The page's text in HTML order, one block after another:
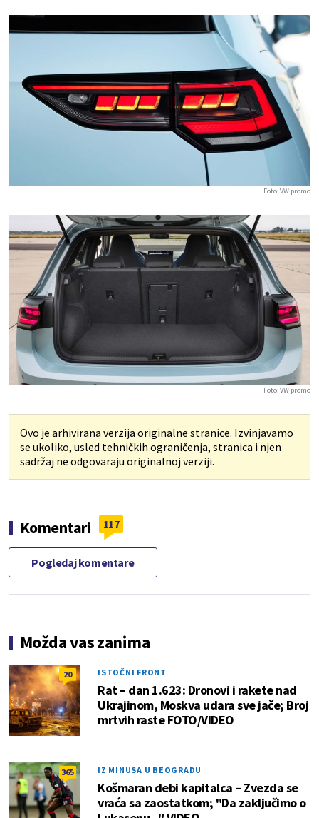
Foto: VW promo
Foto: VW promo
Ovo je arhivirana verzija originalne stranice. Izvinjavamo
se ukoliko, usled tehničkih ograničenja, stranica i njen
sadržaj ne odgovaraju originalnoj verziji.
Komentari 117
Pogledaj komentare
Možda vas zanima
20 ISTOČNI FRONT
Rat – dan 1.623: Dronovi i rakete nad
Ukrajinom, Moskva udara sve jače; Broj
mrtvih raste FOTO/VIDEO
365 IZ MINUSA U BEOGRADU
Košmaran debi kapitalca – Zvezda se
vraća sa zaostatkom; "Da zaključimo o